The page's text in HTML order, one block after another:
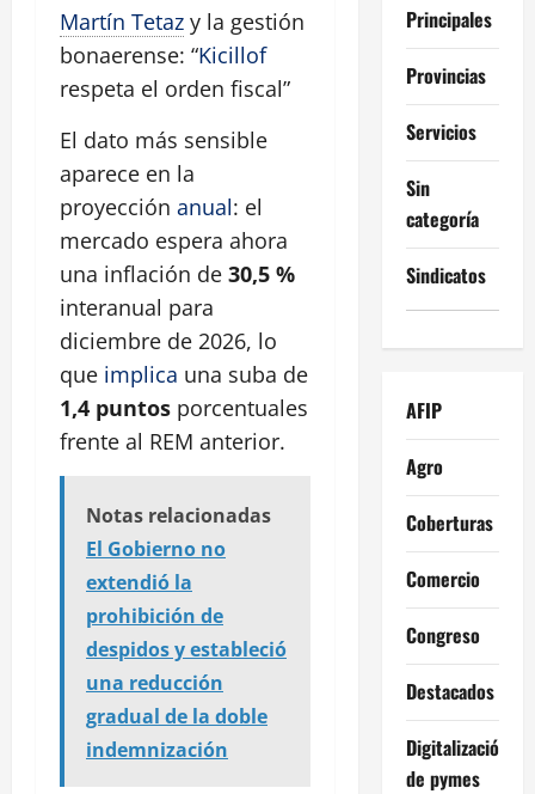
Martín Tetaz y la gestión
bonaerense: “Kicillof
respeta el orden fiscal”
El dato más sensible
aparece en la
proyección anual: el
mercado espera ahora
una inflación de 30,5 %
interanual para
diciembre de 2026, lo
que implica una suba de
1,4 puntos porcentuales
frente al REM anterior.
Notas relacionadas
El Gobierno no
extendió la
prohibición de
despidos y estableció
una reducción
gradual de la doble
indemnización
Principales
Provincias
Servicios
Sin
categoría
Sindicatos
AFIP
Agro
Coberturas
Comercio
Congreso
Destacados
Digitalización
de pymes